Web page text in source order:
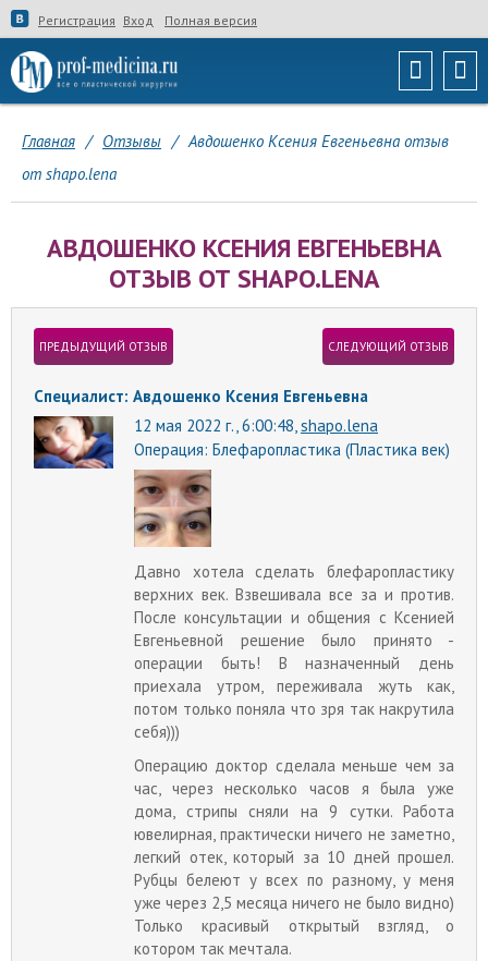
Регистрация Вход Полная версия
Главная / Отзывы / Авдошенко Ксения Евгеньевна отзыв
от shapo.lena
АВДОШЕНКО КСЕНИЯ ЕВГЕНЬЕВНА
ОТЗЫВ ОТ SHAPO.LENA
ПРЕДЫДУЩИЙ ОТЗЫВ СЛЕДУЮЩИЙ ОТЗЫВ
Специалист: Авдошенко Ксения Евгеньевна
12 мая 2022 г., 6:00:48, shapo.lena
Операция: Блефаропластика (Пластика век)
Давно хотела сделать блефаропластику
верхних век. Взвешивала все за и против.
После консультации и общения с Ксенией
Евгеньевной решение было принято -
операции быть! В назначенный день
приехала утром, переживала жуть как,
потом только поняла что зря так накрутила
себя)))
Операцию доктор сделала меньше чем за
час, через несколько часов я была уже
дома, стрипы сняли на 9 сутки. Работа
ювелирная, практически ничего не заметно,
легкий отек, который за 10 дней прошел.
Рубцы белеют у всех по разному, у меня
уже через 2,5 месяца ничего не было видно)
Только красивый открытый взгляд, о
котором так мечтала.